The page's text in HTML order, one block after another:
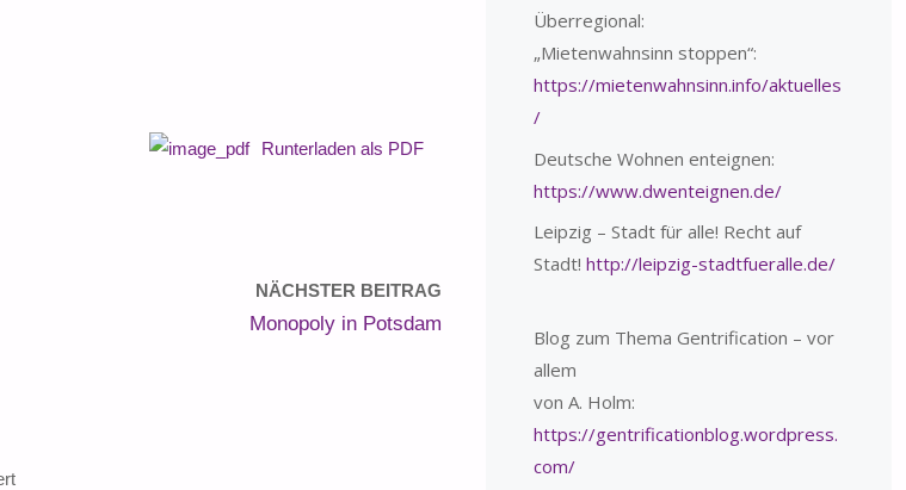
Runterladen als PDF
NÄCHSTER BEITRAG
Monopoly in Potsdam
Überregional:
„Mietenwahnsinn stoppen“:
https://mietenwahnsinn.info/aktuelles
/
Deutsche Wohnen enteignen:
https://www.dwenteignen.de/
Leipzig – Stadt für alle! Recht auf
Stadt! http://leipzig-stadtfueralle.de/
Blog zum Thema Gentrification – vor
allem
von A. Holm:
https://gentrificationblog.wordpress.
com/